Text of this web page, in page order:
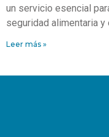
un servicio esencial
seguridad alimentaria
Leer más »